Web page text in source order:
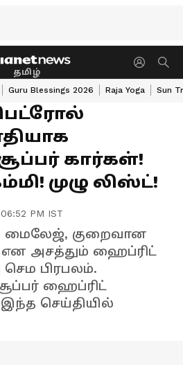
தமிழ்
Guru Blessings 2026 Raja Yoga Sun
பெட்ரோல்
கார்கள்!
முழு லிஸ்ட்!
PM IST
மைலேஜ், குறைவான
என அசத்தும் ஹைப்ரிட்
பிரபலம்.
ஹைப்ரிட்
செய்தியில்